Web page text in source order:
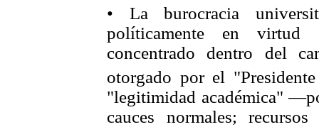
• La burocracia
políticamente en virtud
concentrado dentro del
otorgado por el
"legitimidad académica"
cauces normales;